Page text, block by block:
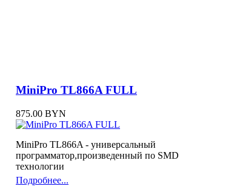
MiniPro TL866A FULL
875.00 BYN
MiniPro TL866A - универсальный
программатор,произведенный по SMD
технологии
Подробнее...